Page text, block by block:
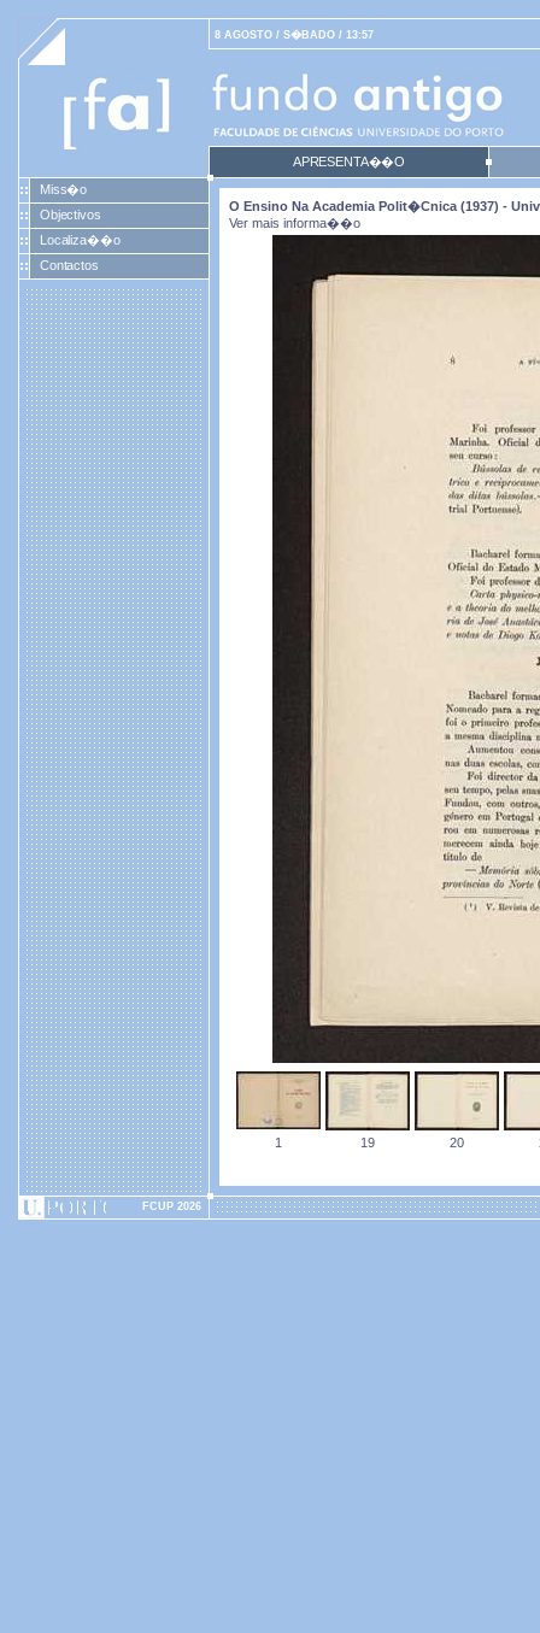
8 AGOSTO / S�BADO / 13:57
APRESENTA��O
Miss�o
Objectivos
Localiza��o
Contactos
O Ensino Na Academia Polit�cnica (1937) -
Ver mais informa��o
1 19 20
FCUP 2026